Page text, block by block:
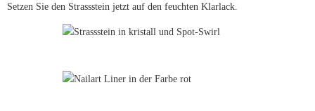
Setzen Sie den Strassstein jetzt auf den feuchten Klarlack.